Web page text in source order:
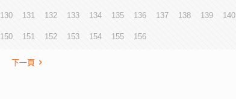
130 131 132 133 134 135 136 137 138 139 140
150 151 152 153 154 155 156
下一頁